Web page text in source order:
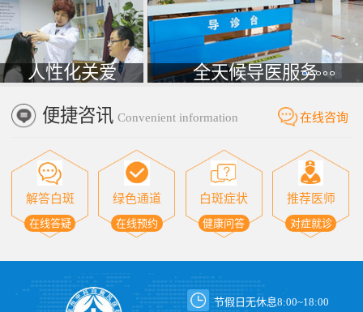
人性化关爱 全天候导医服务
便捷咨讯 Convenient information 在线咨询
解答白斑
在线答疑
绿色通道
在线预约
白斑症状
健康问答
推荐医师
对症就诊
节假日无休息8:00~18:00